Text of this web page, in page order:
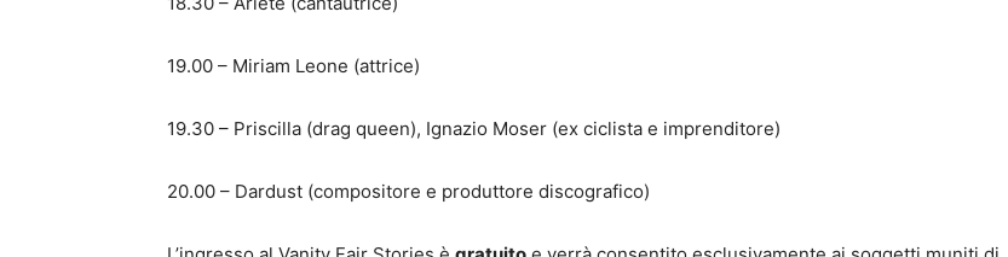
19.00 – Miriam Leone (attrice)
19.30 – Priscilla (drag queen), Ignazio Moser (ex ciclista e imprenditore)
20.00 – Dardust (compositore e produttore discografico)